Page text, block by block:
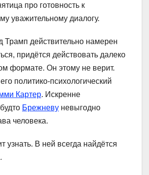
про готовность к
уважительному диалогу.
Трамп действительно намерен
придётся действовать далеко
формате. Он этому не верит.
политико-психологический
Картер. Искренне
Брежневу невыгодно
человека.
узнать. В ней всегда найдётся